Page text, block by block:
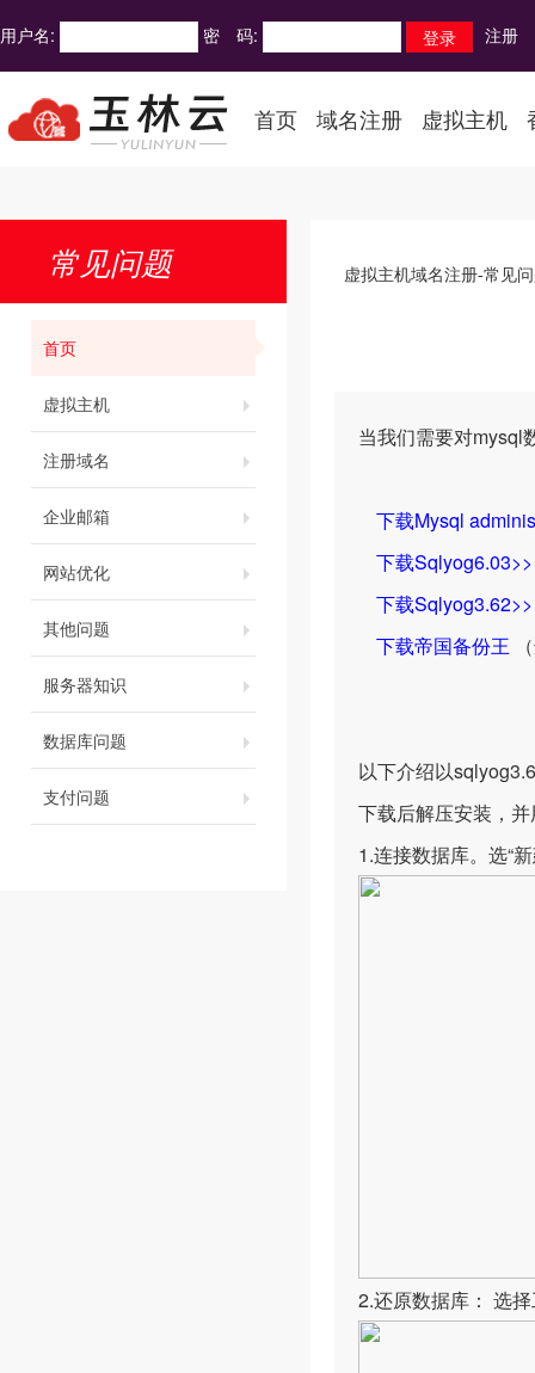
用户名: 密 码: 注册
首页 域名注册 虚拟主机
常见问题
首页
虚拟主机
注册域名
企业邮箱
网站优化
其他问题
服务器知识
数据库问题
支付问题
虚拟主机域名注册-常见
当我们需要对mysql
下载Mysql
下载Sqlyog6.03>>
下载Sqlyog3.62>>
下载帝国备份王
以下介绍以
下载后解压安装，
1.连接数据库。选“
2.还原数据库： 选